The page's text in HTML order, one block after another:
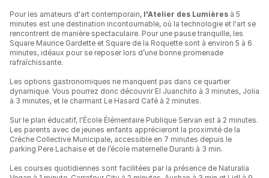
Pour les amateurs d'art contemporain, l'Atelier des Lumières à 5
minutes est une destination incontournable, où la technologie et l'art se
rencontrent de manière spectaculaire. Pour une pause tranquille, les
Square Maurice Gardette et Square de la Roquette sont à environ 5 à 6
minutes, idéaux pour se reposer lors d’une bonne promenade
rafraîchissante.
Les options gastronomiques ne manquent pas dans ce quartier
dynamique. Vous pourrez donc découvrir El Juanchito à 3 minutes, Jolia
à 3 minutes, et le charmant Le Hasard Café à 2 minutes.
Sur le plan éducatif, l'École Élémentaire Publique Servan est à 2 minutes.
Les parents avec de jeunes enfants apprécieront la proximité de la
Crèche Collective Municipale, accessible en 7 minutes depuis le
parking Pere Lachaise et de l’école maternelle Duranti à 3 min.
Les courses quotidiennes sont facilitées par la présence de Naturalia